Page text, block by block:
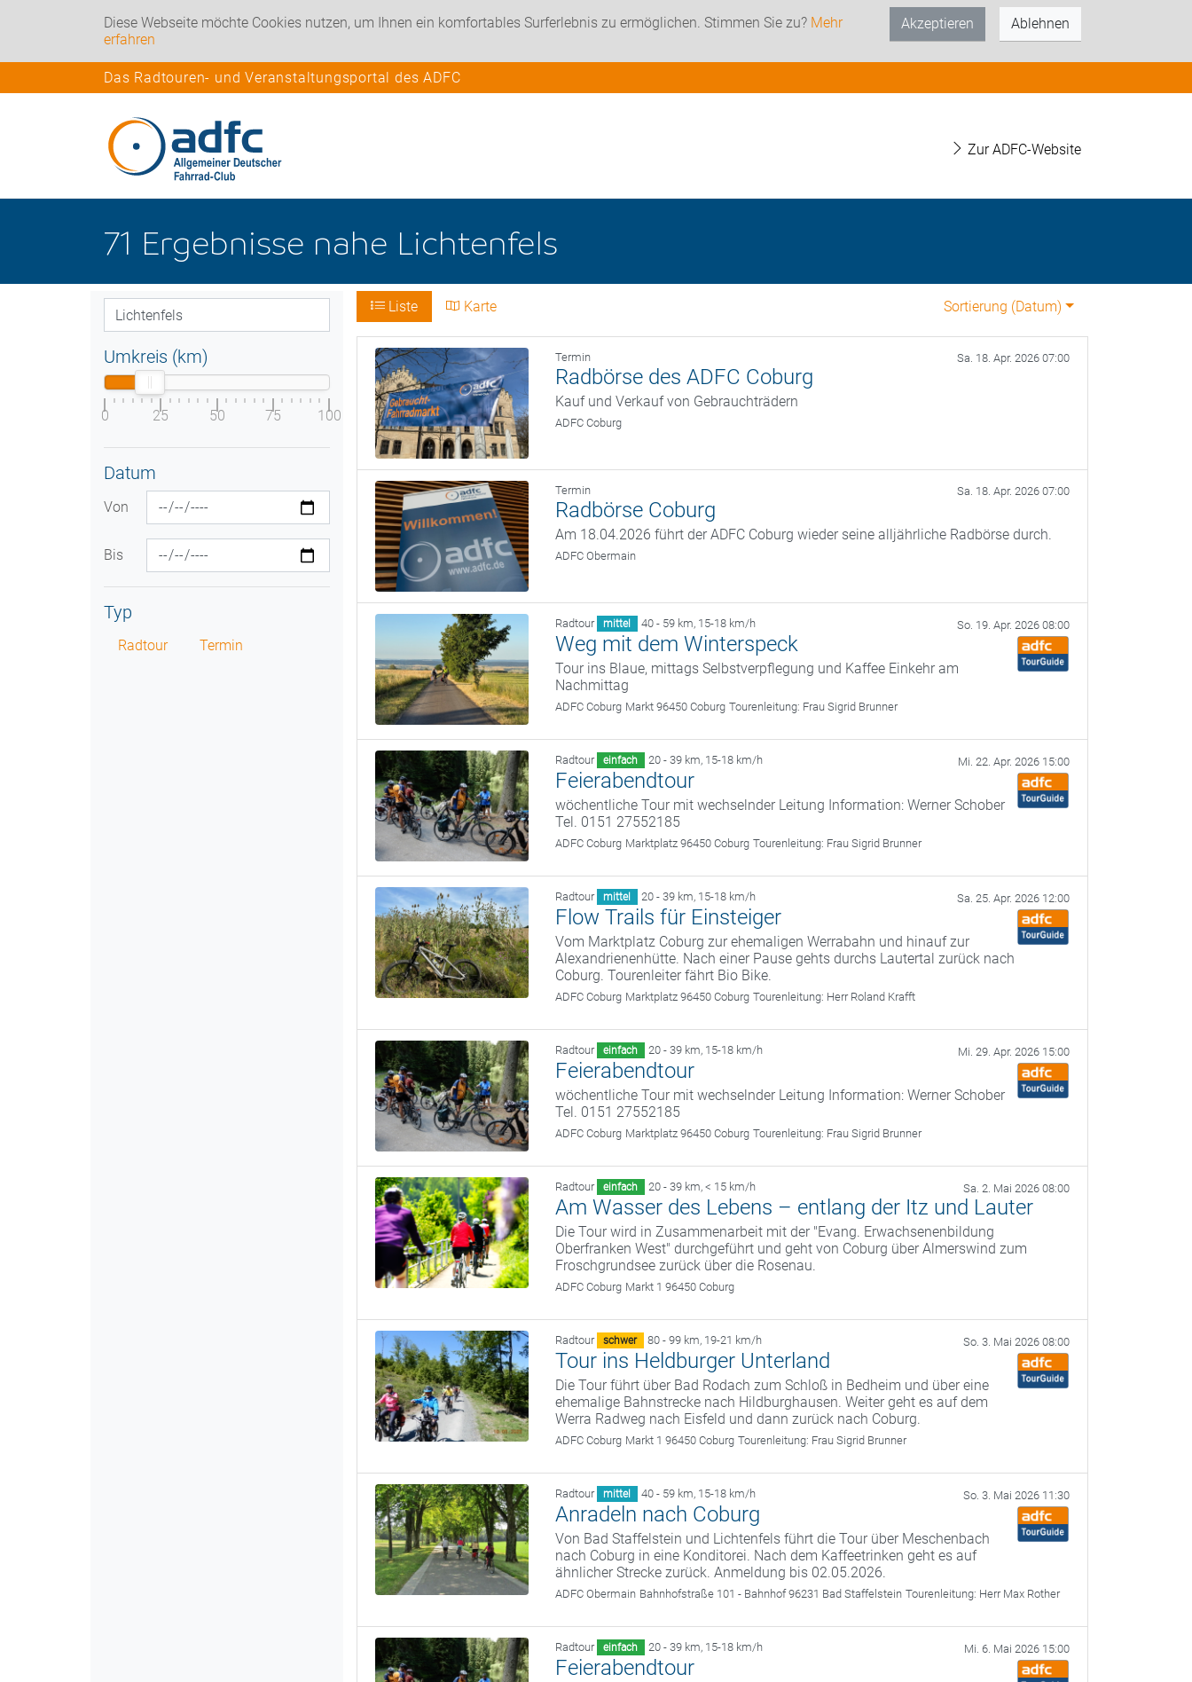
Diese Webseite möchte Cookies nutzen, um Ihnen ein komfortables Surferlebnis zu ermöglichen. Stimmen Sie zu? Mehr
erfahren
Akzeptieren Ablehnen
Das Radtouren- und Veranstaltungsportal des ADFC
Zur ADFC-Website
71 Ergebnisse nahe Lichtenfels
Umkreis (km)
0 25 50 75 100
Datum
Von
Bis
Typ
Radtour Termin
Liste Karte Sortierung (Datum)
Termin Sa. 18. Apr. 2026 07:00
Radbörse des ADFC Coburg
Kauf und Verkauf von Gebrauchträdern
ADFC Coburg
Termin Sa. 18. Apr. 2026 07:00
Radbörse Coburg
Am 18.04.2026 führt der ADFC Coburg wieder seine alljährliche Radbörse durch.
ADFC Obermain
Radtour mittel 40 - 59 km, 15-18 km/h So. 19. Apr. 2026 08:00
Weg mit dem Winterspeck
Tour ins Blaue, mittags Selbstverpflegung und Kaffee Einkehr am
Nachmittag
ADFC Coburg Markt 96450 Coburg Tourenleitung: Frau Sigrid Brunner
Radtour einfach 20 - 39 km, 15-18 km/h Mi. 22. Apr. 2026 15:00
Feierabendtour
wöchentliche Tour mit wechselnder Leitung Information: Werner Schober
Tel. 0151 27552185
ADFC Coburg Marktplatz 96450 Coburg Tourenleitung: Frau Sigrid Brunner
Radtour mittel 20 - 39 km, 15-18 km/h Sa. 25. Apr. 2026 12:00
Flow Trails für Einsteiger
Vom Marktplatz Coburg zur ehemaligen Werrabahn und hinauf zur
Alexandrienenhütte. Nach einer Pause gehts durchs Lautertal zurück nach
Coburg. Tourenleiter fährt Bio Bike.
ADFC Coburg Marktplatz 96450 Coburg Tourenleitung: Herr Roland Krafft
Radtour einfach 20 - 39 km, 15-18 km/h Mi. 29. Apr. 2026 15:00
Feierabendtour
wöchentliche Tour mit wechselnder Leitung Information: Werner Schober
Tel. 0151 27552185
ADFC Coburg Marktplatz 96450 Coburg Tourenleitung: Frau Sigrid Brunner
Radtour einfach 20 - 39 km, < 15 km/h Sa. 2. Mai 2026 08:00
Am Wasser des Lebens – entlang der Itz und Lauter
Die Tour wird in Zusammenarbeit mit der "Evang. Erwachsenenbildung
Oberfranken West" durchgeführt und geht von Coburg über Almerswind zum
Froschgrundsee zurück über die Rosenau.
ADFC Coburg Markt 1 96450 Coburg
Radtour schwer 80 - 99 km, 19-21 km/h So. 3. Mai 2026 08:00
Tour ins Heldburger Unterland
Die Tour führt über Bad Rodach zum Schloß in Bedheim und über eine
ehemalige Bahnstrecke nach Hildburghausen. Weiter geht es auf dem
Werra Radweg nach Eisfeld und dann zurück nach Coburg.
ADFC Coburg Markt 1 96450 Coburg Tourenleitung: Frau Sigrid Brunner
Radtour mittel 40 - 59 km, 15-18 km/h So. 3. Mai 2026 11:30
Anradeln nach Coburg
Von Bad Staffelstein und Lichtenfels führt die Tour über Meschenbach
nach Coburg in eine Konditorei. Nach dem Kaffeetrinken geht es auf
ähnlicher Strecke zurück. Anmeldung bis 02.05.2026.
ADFC Obermain Bahnhofstraße 101 - Bahnhof 96231 Bad Staffelstein Tourenleitung: Herr Max Rother
Radtour einfach 20 - 39 km, 15-18 km/h Mi. 6. Mai 2026 15:00
Feierabendtour